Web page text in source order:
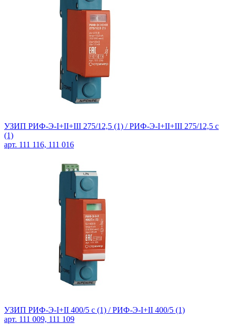
УЗИП РИФ-Э-I+II+III 275/12,5 (1) / РИФ-Э-I+II+III 275/12,5 с
(1)
арт. 111 116, 111 016
УЗИП РИФ-Э-I+II 400/5 c (1) / РИФ-Э-I+II 400/5 (1)
арт. 111 009, 111 109